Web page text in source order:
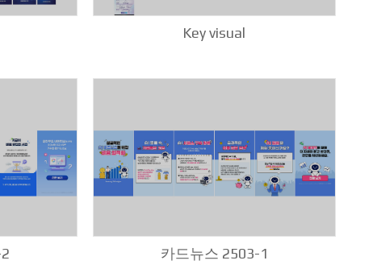
Key visual
카드뉴스 2503-1